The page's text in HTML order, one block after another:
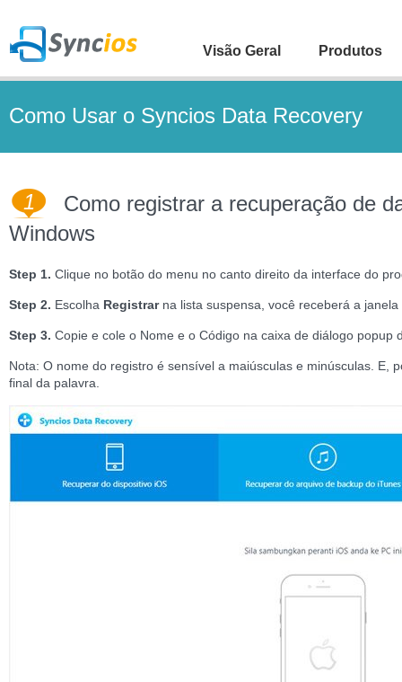
Visão Geral Produtos
Como Usar o Syncios Data Recovery
1
Como registrar a recuperação de
Windows
Step 1. Clique no botão do menu no canto direito da interface do
Step 2. Escolha Registrar na lista suspensa, você receberá a
Step 3. Copie e cole o Nome e o Código na caixa de diálogo popup
Nota: O nome do registro é sensível a maiúsculas e minúsculas. E,
final da palavra.